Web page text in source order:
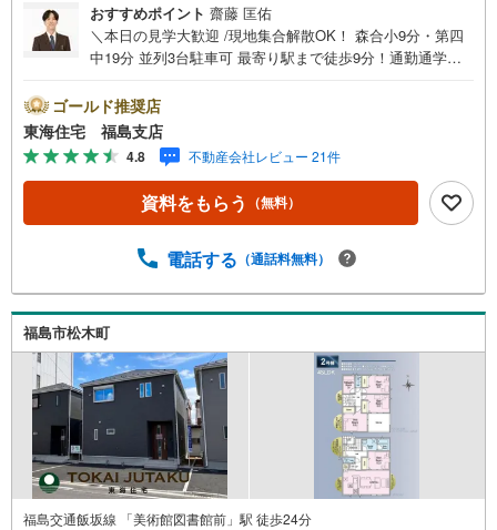
おすすめポイント 齋藤 匡佑
＼本日の見学大歓迎 /現地集合解散OK！ 森合小9分・第四
中19分 並列3台駐車可 最寄り駅まで徒歩9分！通勤通学に
ご成約キャンペーン実施中！】ご見学でAmazonギフト400
0円分、ご成約でPayPay最大20万円分プレゼント！【東海
住宅って？】福島市に事務所を開設して30年！豊富な物件
情報でお客様をお迎えします。【ローン相談無料！】「住
宅ローン通るかな？」そんな不安もご相談ください。無料
審査代行・秘密厳守、無理な営業はいたしません。＼ライ
に考えます。【赤ちゃん・お子様大歓迎 】キッズスペー
ご家族でお気軽にご来店ください！
ゴールド推奨店
東海住宅 福島支店
4.8 不動産会社レビュー 21件
資料をもらう （無料）
電話する （通話料無料）
福島市松木町
福島交通飯坂線 「美術館図書館前」駅 徒歩24分